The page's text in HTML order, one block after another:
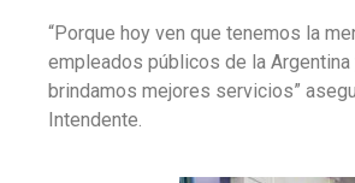
“Porque hoy ven que tenemos la
empleados públicos de la Argentina
brindamos mejores servicios”
Intendente.